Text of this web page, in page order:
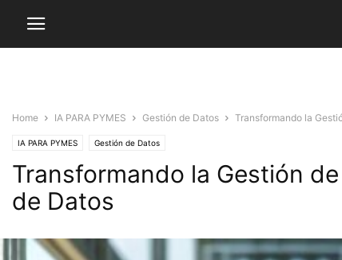
Home IA PARA PYMES Gestión de Datos Transformando la
IA PARA PYMES Gestión de Datos
Transformando la Gestión
de Datos